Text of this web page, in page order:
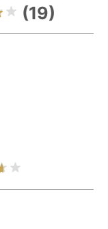
(19)